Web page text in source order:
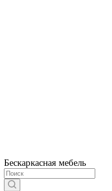
Бескаркасная мебель